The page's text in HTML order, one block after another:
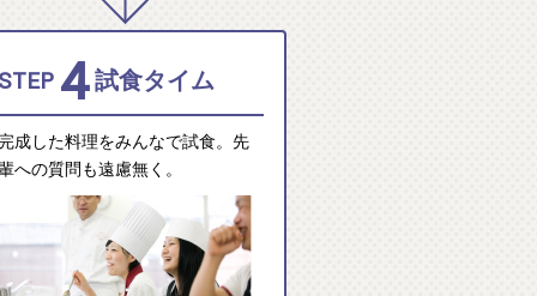
4 試食タイム
成した料理をみんなで試食。先
への質問も遠慮無く。